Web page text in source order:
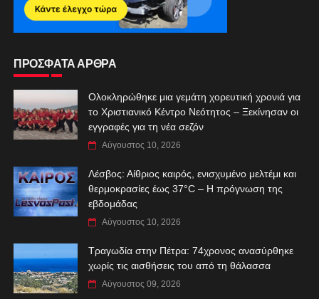
ΠΡΟΣΦΑΤΑ ΑΡΘΡΑ
Ολοκληρώθηκε μια γεμάτη χορευτική χρονιά για
το Χριστιανικό Κέντρο Νεότητος – Ξεκίνησαν οι
εγγραφές για τη νέα σεζόν
Αύγουστος 10, 2026
Λέσβος: Αίθριος καιρός, ενισχυμένο μελτέμι και
θερμοκρασίες έως 37°C – Η πρόγνωση της
εβδομάδας
Αύγουστος 10, 2026
Τραγωδία στην Πέτρα: 74χρονος ανασύρθηκε
χωρίς τις αισθήσεις του από τη θάλασσα
Αύγουστος 09, 2026